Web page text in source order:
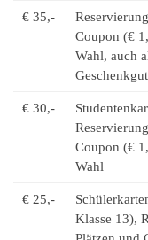
€ 35,-
Coupon (€
Wahl, auch
€ 30,-
Coupon (€
Wahl
€ 25,-
Klasse 13),